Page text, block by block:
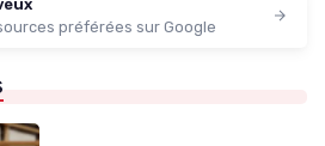
préférées sur Google